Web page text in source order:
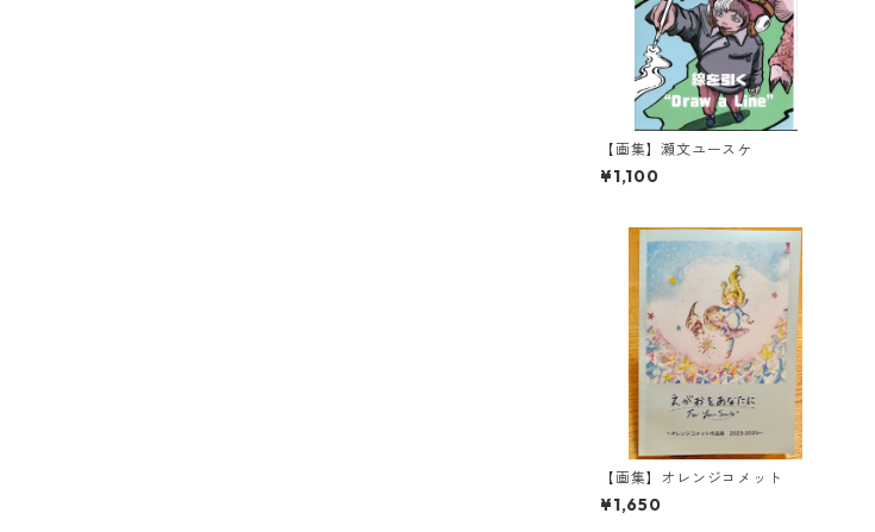
【画集】瀬文ユースケ
¥1,100
【画集】オレンジコメット
¥1,650